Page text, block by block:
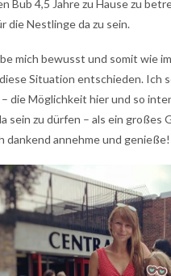
Bub 4,5 Jahre zu Hause zu
die Nestlinge da zu sein.
mich bewusst und somit wie
Situation entschieden. Ich
die Möglichkeit hier und so
sein zu dürfen – als ein großes
dankend annehme und genieße!